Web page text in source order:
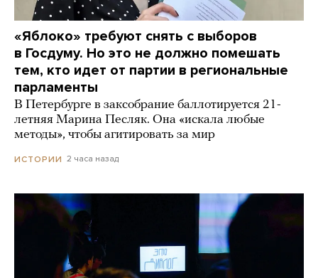
«Яблоко» требуют снять с выборов
в Госдуму. Но это не должно помешать
тем, кто идет от партии в региональные
парламенты
В Петербурге в заксобрание баллотируется 21-
летняя Марина Песляк. Она «искала любые
методы», чтобы агитировать за мир
ИСТОРИИ 2 часа назад